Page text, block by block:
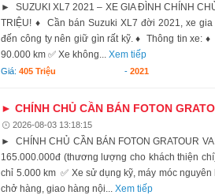
► SUZUKI XL7 2021 – XE GIA ĐÌNH CHÍNH
TRIỆU! ♦ Cần bán Suzuki XL7 đời 2021, xe
đến công ty nên giữ gìn rất kỹ. ♦ Thông tin xe:
90.000 km ✅ Xe không...Xem tiếp
Giá:405 Triệu - 2021
► CHÍNH CHỦ CẦN BÁN FOTON
2026-08-03 13:18:15
► CHÍNH CHỦ CẦN BÁN FOTON GRATOUR
165.000.000đ (thương lượng cho khách thiện
chỉ 5.000 km ✅ Xe sử dụng kỹ, máy móc
chở hàng, giao hàng nội...Xem tiếp